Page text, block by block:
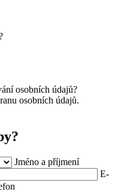
osobních údajů?
osobních údajů.
Jméno a příjmení
E-